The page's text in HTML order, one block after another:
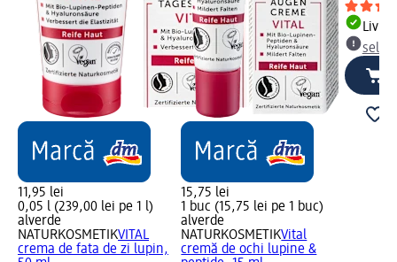
11,95 lei
0,05 l (239,00 lei pe 1 l)
alverde
NATURKOSMETIKVITAL
crema de fata de zi lupin,
15,75 lei
1 buc (15,75 lei pe 1 buc)
alverde
NATURKOSMETIKVital
cremă de ochi lupine &